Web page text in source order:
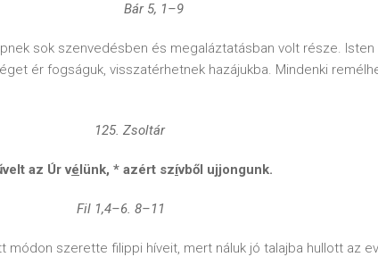
Bár 5, 1–9
sok szenvedésben és megaláztatásban volt része.
ér fogságuk, visszatérhetnek hazájukba. Mindenki
125. Zsoltár
az Úr vélünk, * azért szívből ujjongunk.
Fil 1,4–6. 8–11
módon szerette filippi híveit, mert náluk jó talajba hullott az